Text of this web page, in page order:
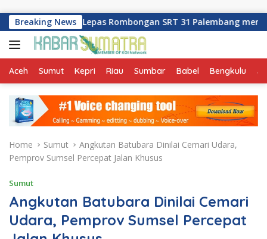
Breaking News
Lepas Rombongan SRT 31 Palembang menuju OKI
Aceh Sumut Kepri Riau Sumbar Babel Bengkulu
Home Sumut
Angkutan Batubara Dinilai Cemari Udara,
Pemprov Sumsel Percepat Jalan Khusus
Sumut
Angkutan Batubara Dinilai Cemari
Udara, Pemprov Sumsel Percepat